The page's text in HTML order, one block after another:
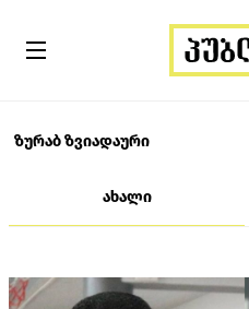
ზურაბ ზვიადაური
ახალი